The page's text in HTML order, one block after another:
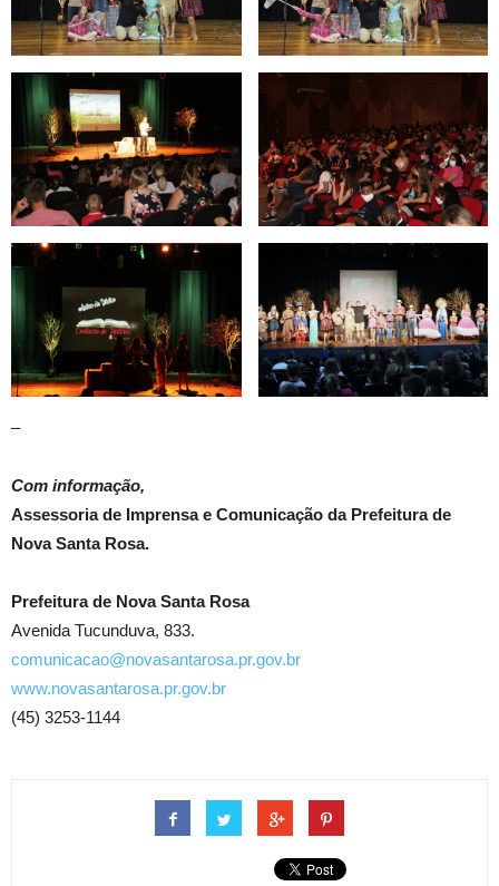
–
Com informação,
Assessoria de Imprensa e Comunicação da Prefeitura de
Nova Santa Rosa.
Prefeitura de Nova Santa Rosa
Avenida Tucunduva, 833.
comunicacao@novasantarosa.pr.gov.br
www.novasantarosa.pr.gov.br
(45) 3253-1144